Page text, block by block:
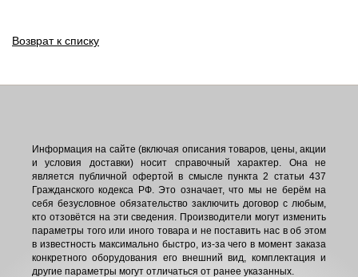
Возврат к списку
Информация на сайте (включая описания товаров, цены, акции
и условия доставки) носит справочный характер. Она не
является публичной офертой в смысле пункта 2 статьи 437
Гражданского кодекса РФ. Это означает, что мы не берём на
себя безусловное обязательство заключить договор с любым,
кто отзовётся на эти сведения. Производители могут изменить
параметры того или иного товара и не поставить нас в об этом
в известность максимально быстро, из-за чего в момент заказа
конкретного оборудования его внешний вид, комплектация и
другие параметры могут отличаться от ранее указанных.